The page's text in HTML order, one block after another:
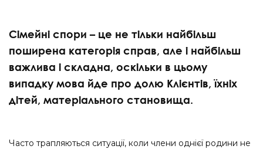
Сімейні спори – це не тільки найбільш
поширена категорія справ, але і найбільш
важлива і складна, оскільки в цьому
випадку мова йде про долю Клієнтів, їхніх
дітей, матеріального становища.
Часто трапляються ситуації, коли члени однієї родини не